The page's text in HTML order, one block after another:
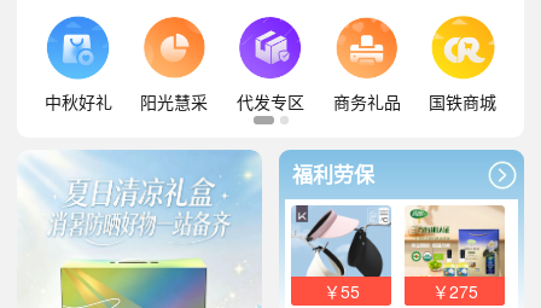
中秋好礼 阳光慧采 代发专区 商务礼品 国铁商城
福利劳保
￥55 ￥275